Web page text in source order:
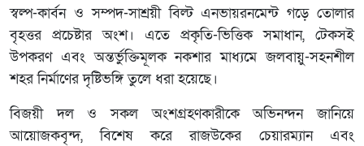
স্বল্প-কার্বন ও সম্পদ-সাশ্রয়ী বিল্ট এনভায়রনমেন্ট গড়ে তোলার
বৃহত্তর প্রচেষ্টার অংশ। এতে প্রকৃতি-ভিত্তিক সমাধান, টেকসই
উপকরণ এবং অন্তর্ভুক্তিমূলক নকশার মাধ্যমে জলবায়ু-সহনশীল
শহর নির্মাণের দৃষ্টিভঙ্গি তুলে ধরা হয়েছে।
বিজয়ী দল ও সকল অংশগ্রহণকারীকে অভিনন্দন জানিয়ে
আয়োজকবৃন্দ, বিশেষ করে রাজউকের চেয়ারম্যান এবং